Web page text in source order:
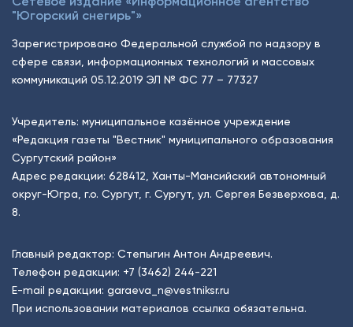
"Югорский снегирь"»
Зарегистрировано Федеральной службой по надзору в
сфере связи, информационных технологий и массовых
коммуникаций 05.12.2019 ЭЛ № ФС 77 – 77327
Учредитель: муниципальное казённое учреждение
«Редакция газеты "Вестник" муниципального образования
Сургутский район»
Адрес редакции: 628412, Ханты-Мансийский автономный
округ-Югра, г.о. Сургут, г. Сургут, ул. Сергея Безверхова, д.
8.
Главный редактор: Степыгин Антон Андреевич.
Телефон редакции: +7 (3462) 244-221
E-mail редакции: garaeva_n@vestniksr.ru
При использовании материалов ссылка обязательна.